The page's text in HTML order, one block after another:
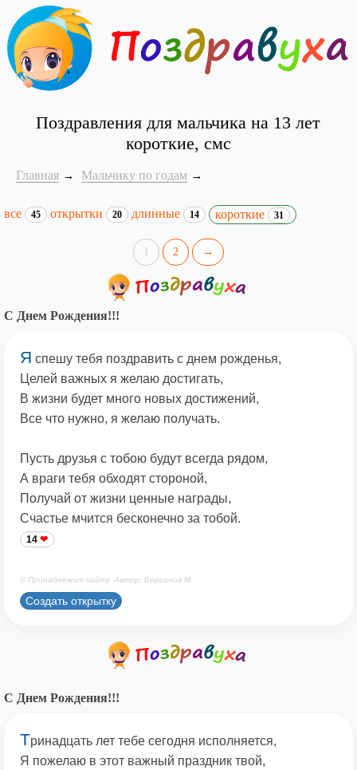
Поздравления для мальчика на 13 лет
короткие, смс
Главная Мальчику по годам
все 45 открытки 20 длинные 14 короткие 31
1 2 →
С Днем Рождения!!!
Я спешу тебя поздравить с днем рожденья,
Целей важных я желаю достигать,
В жизни будет много новых достижений,
Все что нужно, я желаю получать.
Пусть друзья с тобою будут всегда рядом,
А враги тебя обходят стороной,
Получай от жизни ценные награды,
Счастье мчится бесконечно за тобой.
14
© Принадлежит сайту. Автор: Берсанов М.
Создать открытку
С Днем Рождения!!!
Тринадцать лет тебе сегодня исполняется,
Я пожелаю в этот важный праздник твой,